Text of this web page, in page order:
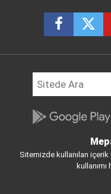
Sitemizde kullanılan içerik